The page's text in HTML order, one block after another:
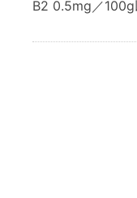
B2 0.5mg／100g